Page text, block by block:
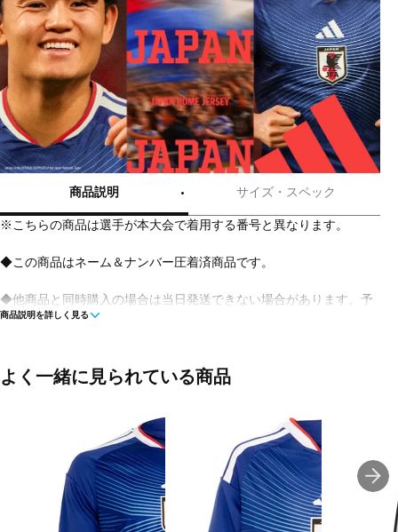
商品説明 サイズ・スペック
※こちらの商品は選手が本大会で着用する番号と異なります。
◆この商品はネーム＆ナンバー圧着済商品です。
◆他商品と同時購入の場合は当日発送できない場合があります。予
めご了承ください。
オフィシャルマーキング価格:4,950円(税込)
◇涼しくドライなパフォーマンスを実現するクライマクールテクノ
ロジーを採用したジャージ。
◇ジャパン 26/27 ホームジャージーは単なるアパレルではない。野
心と決意の象徴だ。「Beyond the Horizon」というテーマにインス
パイアされたこのジャージは、探求の精神と、これまでの成果を上
商品説明を詳しく見る
よく一緒に見られている商品